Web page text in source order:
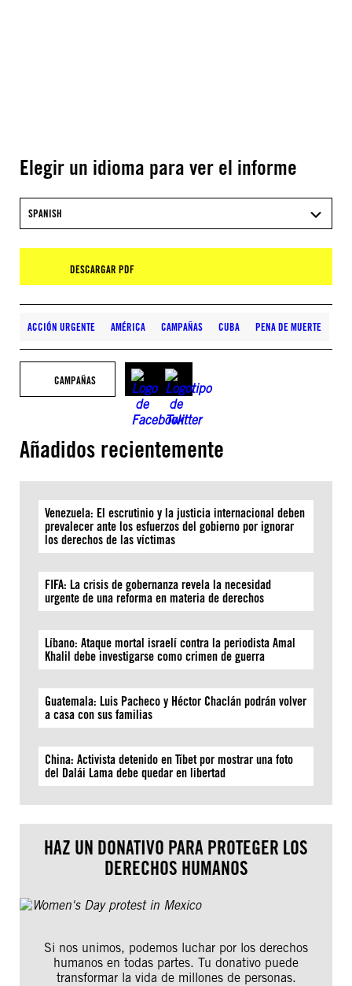
Elegir un idioma para ver el informe
SPANISH
DESCARGAR PDF
ACCIÓN URGENTE AMÉRICA CAMPAÑAS CUBA PENA DE MUERTE
CAMPAÑAS
Añadidos recientemente
Venezuela: El escrutinio y la justicia internacional deben
prevalecer ante los esfuerzos del gobierno por ignorar
los derechos de las víctimas
FIFA: La crisis de gobernanza revela la necesidad
urgente de una reforma en materia de derechos
Líbano: Ataque mortal israelí contra la periodista Amal
Khalil debe investigarse como crimen de guerra
Guatemala: Luis Pacheco y Héctor Chaclán podrán volver
a casa con sus familias
China: Activista detenido en Tíbet por mostrar una foto
del Dalái Lama debe quedar en libertad
HAZ UN DONATIVO PARA PROTEGER LOS
DERECHOS HUMANOS
Si nos unimos, podemos luchar por los derechos
humanos en todas partes. Tu donativo puede
transformar la vida de millones de personas.